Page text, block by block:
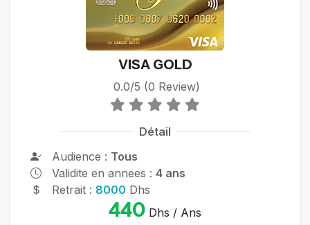
VISA GOLD
0.0/5 (0 Review)
Détail
Audience : Tous
Validite en annees : 4 ans
Retrait : 8000 Dhs
440 Dhs / Ans